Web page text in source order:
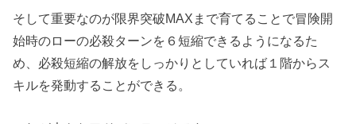
そして重要なのが限界突破MAXまで育てることで冒険開
始時のローの必殺ターンを６短縮できるようになるた
め、必殺短縮の解放をしっかりとしていれば１階からス
キルを発動することができる。